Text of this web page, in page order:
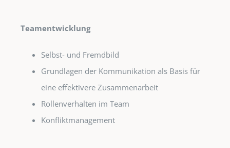
Teamentwicklung
Selbst- und Fremdbild
Grundlagen der Kommunikation als Basis für
eine effektivere Zusammenarbeit
Rollenverhalten im Team
Konfliktmanagement